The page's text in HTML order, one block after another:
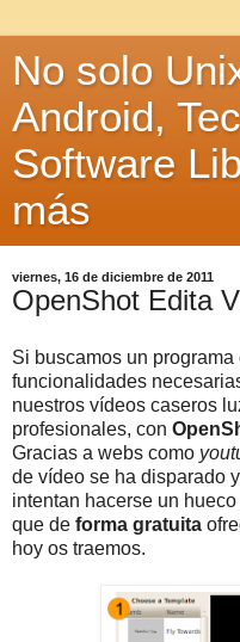
No solo
Android,
Software
más
viernes, 16 de diciembre de 2011
OpenShot Edita
Si buscamos un
funcionalidades
nuestros vídeos caseros
profesionales, con
Gracias a webs como
de vídeo se ha disparado
intentan hacerse un
que de forma gratuita
hoy os traemos.